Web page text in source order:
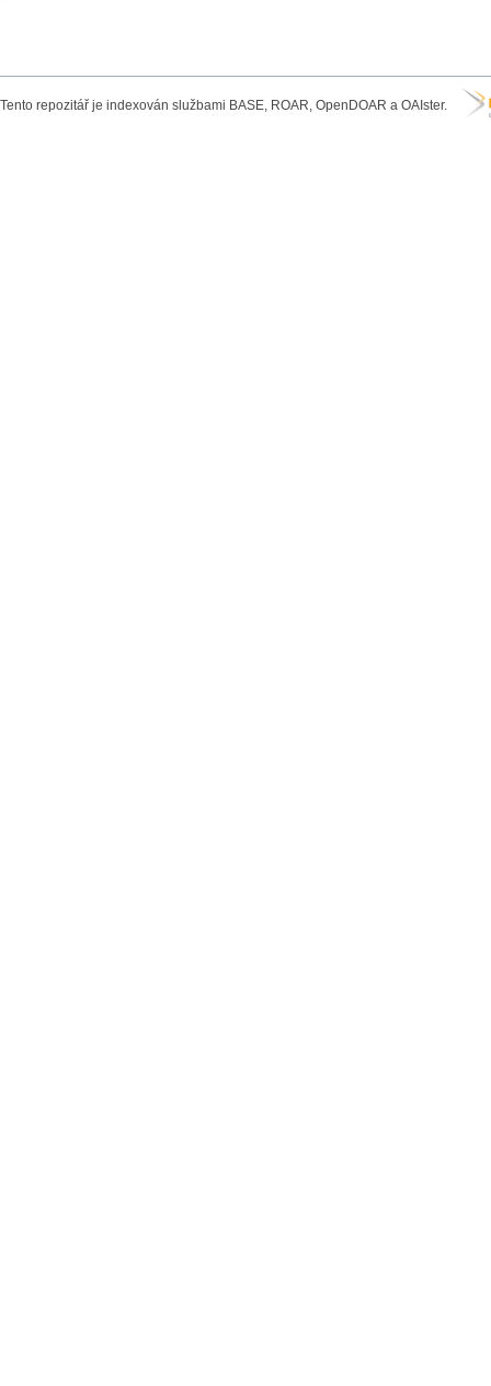
Tento repozitář je indexován službami BASE, ROAR, OpenDOAR a OAIster.